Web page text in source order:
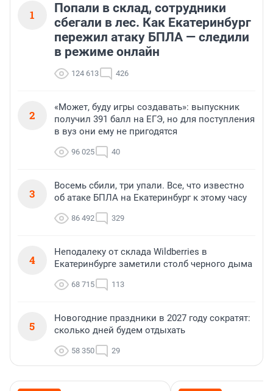
1
Попали в склад, сотрудники
сбегали в лес. Как Екатеринбург
пережил атаку БПЛА — следили
в режиме онлайн
124 613 426
2
«Может, буду игры создавать»: выпускник
получил 391 балл на ЕГЭ, но для поступления
в вуз они ему не пригодятся
96 025 40
3
Восемь сбили, три упали. Все, что известно
об атаке БПЛА на Екатеринбург к этому часу
86 492 329
4
Неподалеку от склада Wildberries в
Екатеринбурге заметили столб черного дыма
68 715 113
5
Новогодние праздники в 2027 году сократят:
сколько дней будем отдыхать
58 350 29